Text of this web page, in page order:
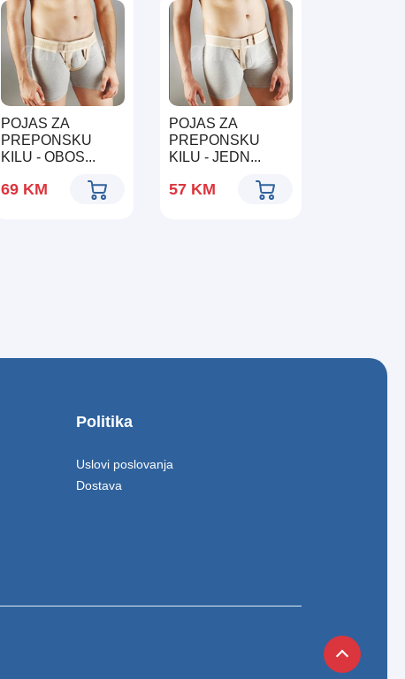
POJAS ZA
PREPONSKU
KILU - OBOS...
69 KM
POJAS ZA
PREPONSKU
KILU - JEDN...
57 KM
Politika
Uslovi poslovanja
Dostava